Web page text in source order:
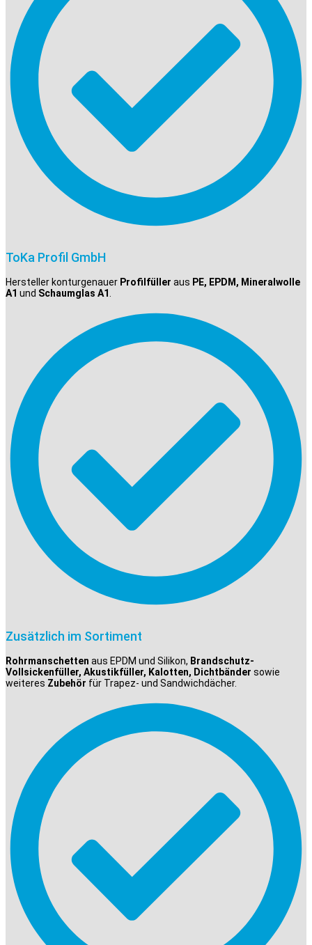
ToKa Profil GmbH
Hersteller konturgenauer Profilfüller aus PE, EPDM, Mineralwolle
A1 und Schaumglas A1.
Zusätzlich im Sortiment
Rohrmanschetten aus EPDM und Silikon, Brandschutz-
Vollsickenfüller, Akustikfüller, Kalotten, Dichtbänder sowie
weiteres Zubehör für Trapez- und Sandwichdächer.